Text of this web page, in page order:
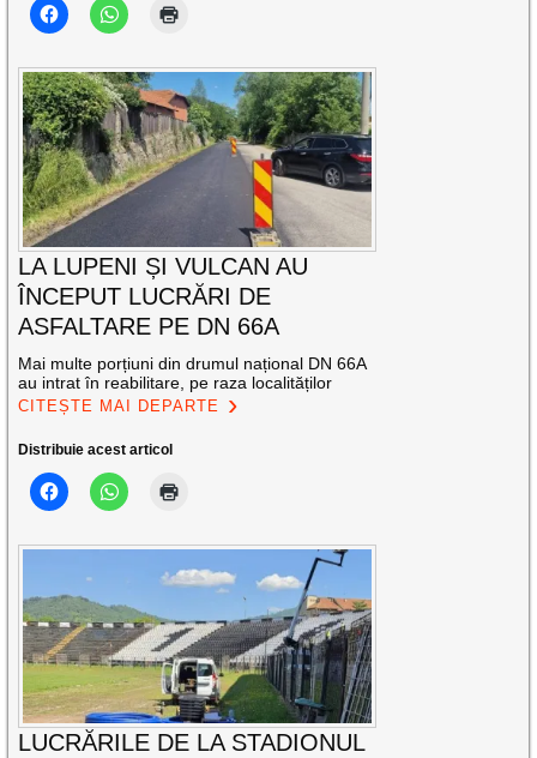
LA LUPENI ȘI VULCAN AU
ÎNCEPUT LUCRĂRI DE
ASFALTARE PE DN 66A
Mai multe porțiuni din drumul național DN 66A
au intrat în reabilitare, pe raza localităților
CITEȘTE MAI DEPARTE
Distribuie acest articol
LUCRĂRILE DE LA STADIONUL